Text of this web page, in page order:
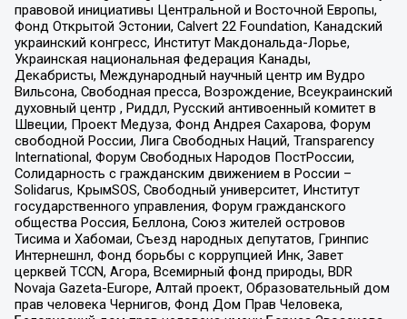
правовой инициативы Центральной и Восточной Европы,
Фонд Открытой Эстонии, Calvert 22 Foundation, Канадский
украинский конгресс, Институт Макдональда-Лорье,
Украинская национальная федерация Канады,
Декабристы, Международный научный центр им Вудро
Вильсона, Свободная пресса, Возрождение, Всеукраинский
духовный центр , Риддл, Русский антивоенный комитет в
Швеции, Проект Медуза, Фонд Андрея Сахарова, Форум
свободной России, Лига Свободных Наций, Transparеncy
International, Форум Свободных Народов ПостРоссии,
Солидарность с гражданским движением в России –
Solidarus, КрымSOS, Свободный университет, Институт
государственного управления, Форум гражданского
общества Россия, Беллона, Союз жителей островов
Тисима и Хабомаи, Съезд народных депутатов, Гринпис
Интернешнл, Фонд борьбы с коррупцией Инк, Завет
церквей TCCN, Агора, Всемирный фонд природы, BDR
Novaja Gazeta-Europe, Алтай проект, Образовательный дом
прав человека Чернигов, Фонд Дом Прав Человека,